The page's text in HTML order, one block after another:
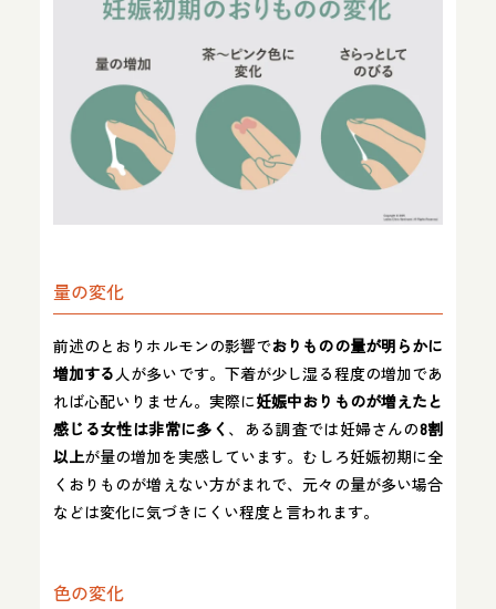
量の変化
前述のとおりホルモンの影響でおりものの量が明らかに
増加する 人が多いです​。下着が少し湿る程度の増加であ
れば心配いりません。実際に妊娠中おりものが増えたと
感じる女性は非常に多く 、ある調査では妊婦さんの8割
以上が量の増加を実感しています​。むしろ妊娠初期に全
くおりものが増えない方がまれで、元々の量が多い場合
などは変化に気づきにくい程度と言われます。
色の変化